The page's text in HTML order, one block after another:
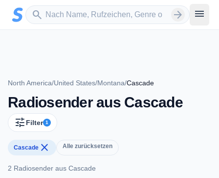
Zum Hauptinhalt springen
search
Sender suchen arrow_forward menu
North America/United States/Montana/Cascade
Radiosender aus Cascade
tune Filter 1
Cascade close Alle zurücksetzen
2 Radiosender aus Cascade